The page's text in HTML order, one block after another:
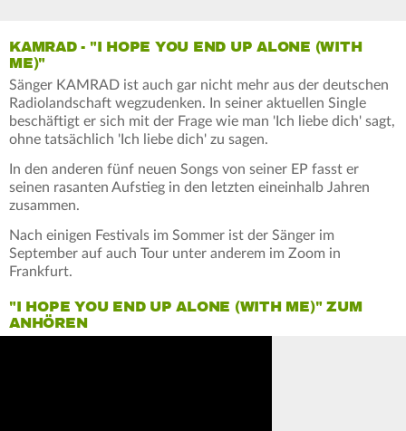
KAMRAD - "I HOPE YOU END UP ALONE (WITH
ME)"
Sänger KAMRAD ist auch gar nicht mehr aus der deutschen
Radiolandschaft wegzudenken. In seiner aktuellen Single
beschäftigt er sich mit der Frage wie man 'Ich liebe dich' sagt,
ohne tatsächlich 'Ich liebe dich' zu sagen.
In den anderen fünf neuen Songs von seiner EP fasst er
seinen rasanten Aufstieg in den letzten eineinhalb Jahren
zusammen.
Nach einigen Festivals im Sommer ist der Sänger im
September auf auch Tour unter anderem im Zoom in
Frankfurt.
"I HOPE YOU END UP ALONE (WITH ME)" ZUM
ANHÖREN